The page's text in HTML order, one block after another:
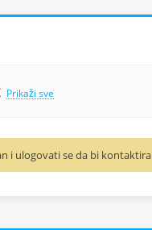
Prikaži sve
i ulogovati se da bi